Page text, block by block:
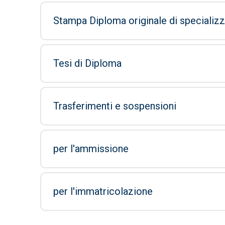
Stampa Diploma originale di
Tesi di Diploma
Trasferimenti e sospensioni
per l'ammissione
per l'immatricolazione